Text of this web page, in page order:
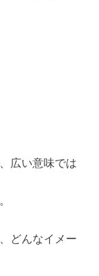
広い意味では
どんなイメー